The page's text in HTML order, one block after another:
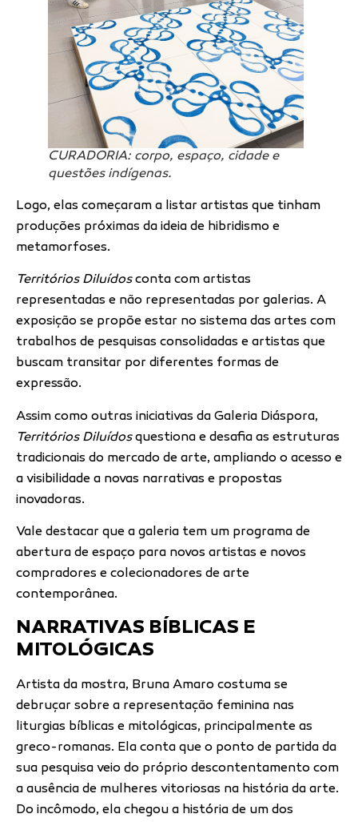
CURADORIA: corpo, espaço, cidade e
questões indígenas.
Logo, elas começaram a listar artistas que tinham
produções próximas da ideia de hibridismo e
metamorfoses.
Territórios Diluídosconta com artistas
representadas e não representadas por galerias. A
exposição se propõe estar no sistema das artes com
trabalhos de pesquisas consolidadas e artistas que
buscam transitar por diferentes formas de
expressão.
Assim como outras iniciativas da Galeria Diáspora,
Territórios Diluídosquestiona e desafia as estruturas
tradicionais do mercado de arte, ampliando o acesso e
a visibilidade a novas narrativas e propostas
inovadoras.
Vale destacar que a galeria tem um programa de
abertura de espaço para novos artistas e novos
compradores e colecionadores de arte
contemporânea.
NARRATIVAS BÍBLICAS E
MITOLÓGICAS
Artista da mostra, Bruna Amaro costuma se
debruçar sobre a representação feminina nas
liturgias bíblicas e mitológicas, principalmente as
greco-romanas. Ela conta que o ponto de partida da
sua pesquisa veio do próprio descontentamento com
a ausência de mulheres vitoriosas na história da arte.
Do incômodo, ela chegou a história de um dos